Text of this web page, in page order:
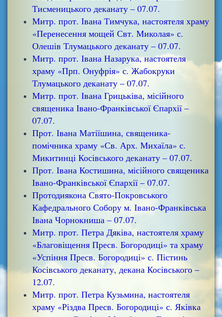
Тисменицького деканату – 07.07.
Митр. прот. Івана Тимчука, настоятеля храму
«Перенесення мощей Свт. Миколая» с.
Олешів Тлумацького деканату – 07.07.
Митр. прот. Івана Назарука, настоятеля
храму «Прп. Онуфрія» с. Жабокруки
Тлумацького деканату – 07.07.
Митр. прот. Івана Грицьківа, місійного
священика Івано-Франківської Єпархії –
07.07.
Прот. Івана Матіїшина, священика-
помічника храму «Св. Арх. Михаїла» с.
Микитинці Косівського деканату – 07.07.
Прот. Івана Костишина, місійного священика
Івано-Франківської Єпархії – 07.07.
Протодиякона Свято-Покровського
Кафедрального Собору м. Івано-Франківська
Івана Чорнокниша – 07.07.
Митр. прот. Петра Дяківа, настоятеля храму
«Благовіщення Пресв. Богородиці» та храму
«Успіння Пресв. Богородиці» с. Пістинь
Косівського деканату, декана Косівського –
12.07.
Митр. прот. Петра Кузьмина, настоятеля
храму «Різдва Пресв. Богородиці» с. Яківка